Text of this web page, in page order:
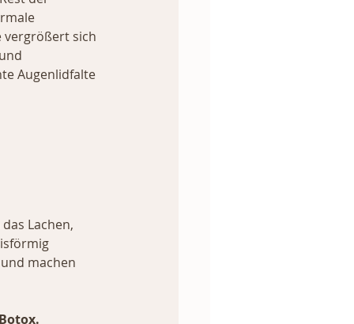
vergrößert sich
Augenlidfalte
Lachen,
machen